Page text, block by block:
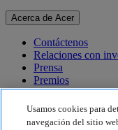
Acerca de Acer
Contáctenos
Relaciones con
Prensa
Premios
Eventos
Sostenibilidad
Usamos cookies para
navegación del sitio